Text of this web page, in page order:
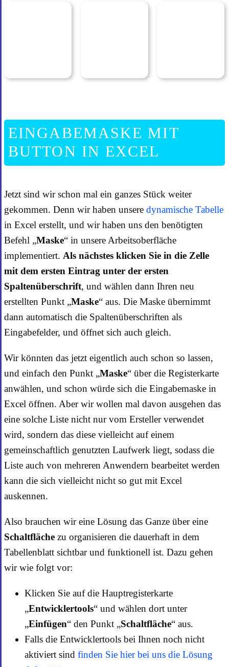
EINGABEMASKE MIT
BUTTON IN EXCEL
Jetzt sind wir schon mal ein ganzes Stück weiter
gekommen. Denn wir haben unsere dynamische Tabelle
in Excel erstellt, und wir haben uns den benötigten
Befehl „Maske“ in unsere Arbeitsoberfläche
implementiert. Als nächstes klicken Sie in die Zelle
mit dem ersten Eintrag unter der ersten
Spaltenüberschrift, und wählen dann Ihren neu
erstellten Punkt „Maske“ aus. Die Maske übernimmt
dann automatisch die Spaltenüberschriften als
Eingabefelder, und öffnet sich auch gleich.
Wir könnten das jetzt eigentlich auch schon so lassen,
und einfach den Punkt „Maske“ über die Registerkarte
anwählen, und schon würde sich die Eingabemaske in
Excel öffnen. Aber wir wollen mal davon ausgehen das
eine solche Liste nicht nur vom Ersteller verwendet
wird, sondern das diese vielleicht auf einem
gemeinschaftlich genutzten Laufwerk liegt, sodass die
Liste auch von mehreren Anwendern bearbeitet werden
kann die sich vielleicht nicht so gut mit Excel
auskennen.
Also brauchen wir eine Lösung das Ganze über eine
Schaltfläche zu organisieren die dauerhaft in dem
Tabellenblatt sichtbar und funktionell ist. Dazu gehen
wir wie folgt vor:
Klicken Sie auf die Hauptregisterkarte
„Entwicklertools“ und wählen dort unter
„Einfügen“ den Punkt „Schaltfläche“ aus.
Falls die Entwicklertools bei Ihnen noch nicht
aktiviert sind finden Sie hier bei uns die Lösung